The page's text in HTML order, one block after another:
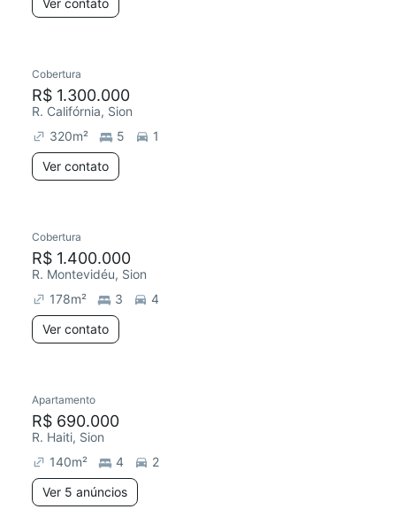
Ver contato
Cobertura
R$ 1.300.000
R. Califórnia, Sion
320m² 5
1
Ver contato
Cobertura
R$ 1.400.000
R. Montevidéu, Sion
178m² 3
4
Ver contato
Apartamento
R$ 690.000
R. Haiti, Sion
140m² 4
2
Ver 5 anúncios